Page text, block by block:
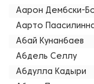
Аарон Дембски-
Аарто
Абай Кунанбаев
Абдель Селлу
Абдулла Кадыри